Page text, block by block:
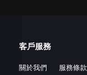
客戶服務
關於我們 服務條款